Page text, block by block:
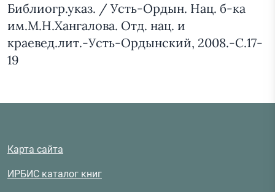
Библиогр.указ. / Усть-Ордын. Нац. б-ка
им.М.Н.Хангалова. Отд. нац. и
краевед.лит.-Усть-Ордынский, 2008.-С.17-
19
Карта сайта
ИРБИС каталог книг